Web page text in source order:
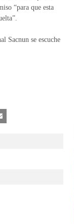
“para que esta
Sacnun se escuche